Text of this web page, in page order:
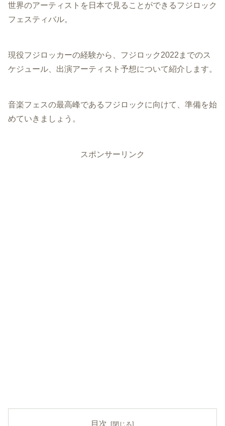
世界のアーティストを日本で見ることができるフジロック
フェスティバル。
現役フジロッカーの経験から、フジロック2022までのス
ケジュール、出演アーティスト予想について紹介します。
音楽フェスの最高峰であるフジロックに向けて、準備を始
めていきましょう。
スポンサーリンク
目次